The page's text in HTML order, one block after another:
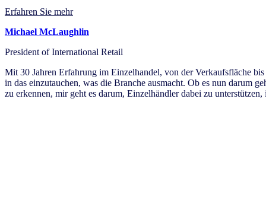
Erfahren Sie mehr
Michael McLaughlin
President of International Retail
Mit 30 Jahren Erfahrung im Einzelhandel, von der Verkaufsfläche
in das einzutauchen, was die Branche ausmacht. Ob es nun darum
zu erkennen, mir geht es darum, Einzelhändler dabei zu